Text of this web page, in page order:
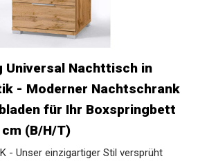
Universal Nachttisch in
- Moderner Nachtschrank
für Ihr Boxspringbett
(B/H/T)
- Unser einzigartiger Stil versprüht